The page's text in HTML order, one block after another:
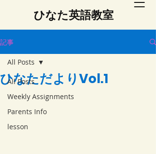
​ひなた英語教室
記事
All Posts
Weekly Assignments
Parents Info
lesson
All Posts
ひなただよりVol.1